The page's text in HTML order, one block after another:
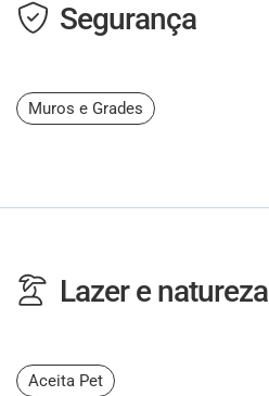
Segurança
Muros e Grades
Lazer e natureza
Aceita Pet